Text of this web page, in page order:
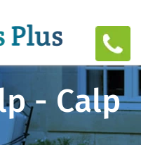
- Calp